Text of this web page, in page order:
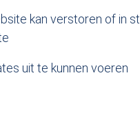
kan verstoren of in
uit te kunnen voeren